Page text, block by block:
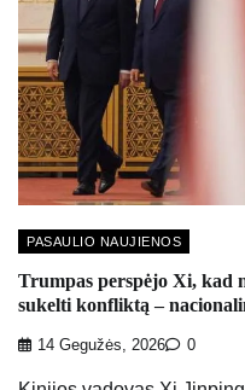
PASAULIO NAUJIENOS
Trumpas perspėjo Xi, kad
sukelti konfliktą –
14 Gegužės, 2026 0